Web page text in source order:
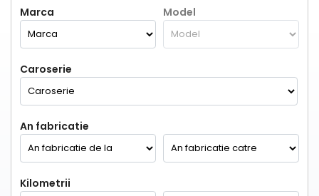
Marca Model
Caroserie
An fabricatie
Kilometrii